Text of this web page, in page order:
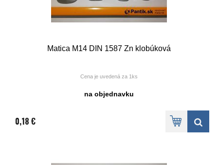
Matica M14 DIN 1587 Zn klobúková
Cena je uvedená za 1ks
na objednavku
0,18 €